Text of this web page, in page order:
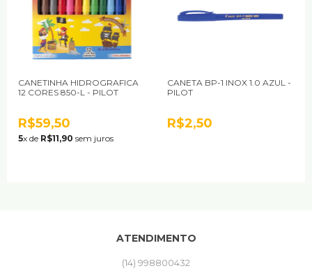
CANETINHA HIDROGRAFICA
12 CORES 850-L - PILOT
R$59,50
5x de R$11,90 sem juros
CANETA BP-1 INOX 1.0 AZUL -
PILOT
R$2,50
ATENDIMENTO
(14) 998800432